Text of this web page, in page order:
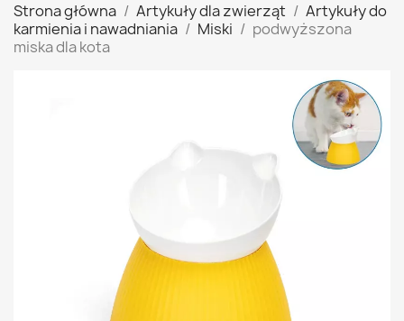
Strona główna Artykuły dla zwierząt
Artykuły do
karmienia i nawadniania
Miski
podwyższona
miska dla kota